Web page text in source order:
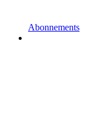
Abonnements